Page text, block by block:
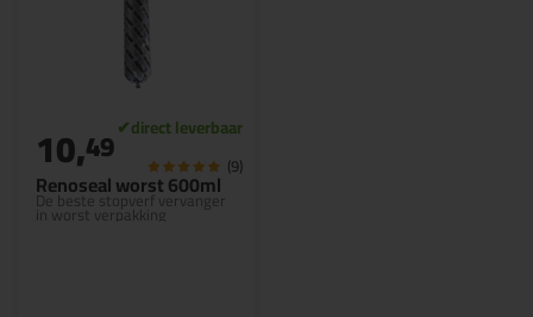
Renoseal worst 600ml
De beste stopverf vervanger
in worst verpakking
10,49 (9)